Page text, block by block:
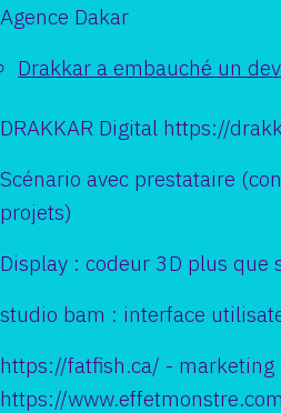
Agence Dakar
Drakkar a embauché un
DRAKKAR Digital https://
Scénario avec prestataire
projets)
Display : codeur 3D plus que
studio bam : interface
https://fatfish.ca/ - marketing
https://